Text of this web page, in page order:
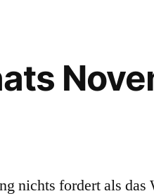
nichts fordert als das